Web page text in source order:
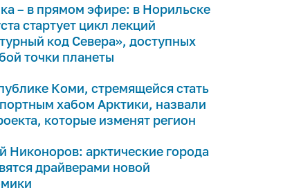
– в прямом эфире: в Норильске
стартует цикл лекций
код Севера», доступных
точки планеты
Коми, стремящейся стать
хабом Арктики, назвали
которые изменят регион
Никоноров: арктические города
драйверами новой